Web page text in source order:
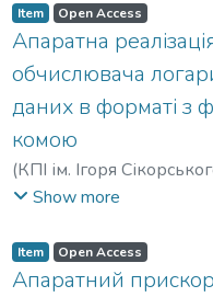
Людмила Миколаївна
Item Open Access
Апаратна
обчислювача
даних в форматі з
комою
(КПІ ім. Ігоря
Гордієнко, Я. О.
Show more
Item Open Access
Апаратний